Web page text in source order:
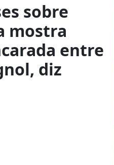
sobre
mostra
entre
diz